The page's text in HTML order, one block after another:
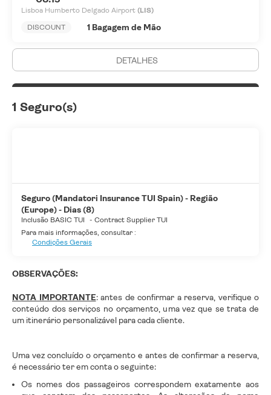
Lisboa Humberto Delgado Airport (LIS)
DISCOUNT
1 Bagagem de Mão
DETALHES
1 Seguro(s)
Seguro (Mandatori Insurance TUI Spain) - Região
(Europe) - Dias (8)
Inclusão BASIC TUI - Contract Supplier TUI
Para mais informações, consultar :
Condições Gerais
OBSERVAÇÕES:
NOTA IMPORTANTE: antes de confirmar a reserva, verifique o
conteúdo dos serviços no orçamento, uma vez que se trata de
um itinerário personalizável para cada cliente.
Uma vez concluído o orçamento e antes de confirmar a reserva,
é necessário ter em conta o seguinte:
Os nomes dos passageiros correspondem exatamente aos